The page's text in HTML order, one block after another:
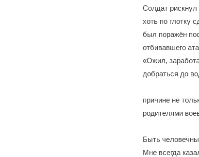
Солдат
хоть по глотку
был поражён
отбивавшего
«Ожил,
добраться до
причине не
родителями
Быть
Мне всегда